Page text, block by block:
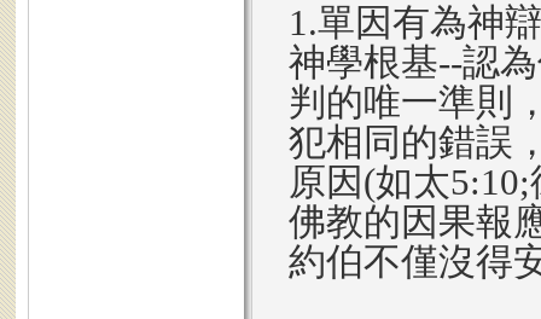
1.單因有為神
神學根基--認
判的唯一準則
犯相同的錯誤
原因(如太
佛教的因果報
約伯不僅沒得